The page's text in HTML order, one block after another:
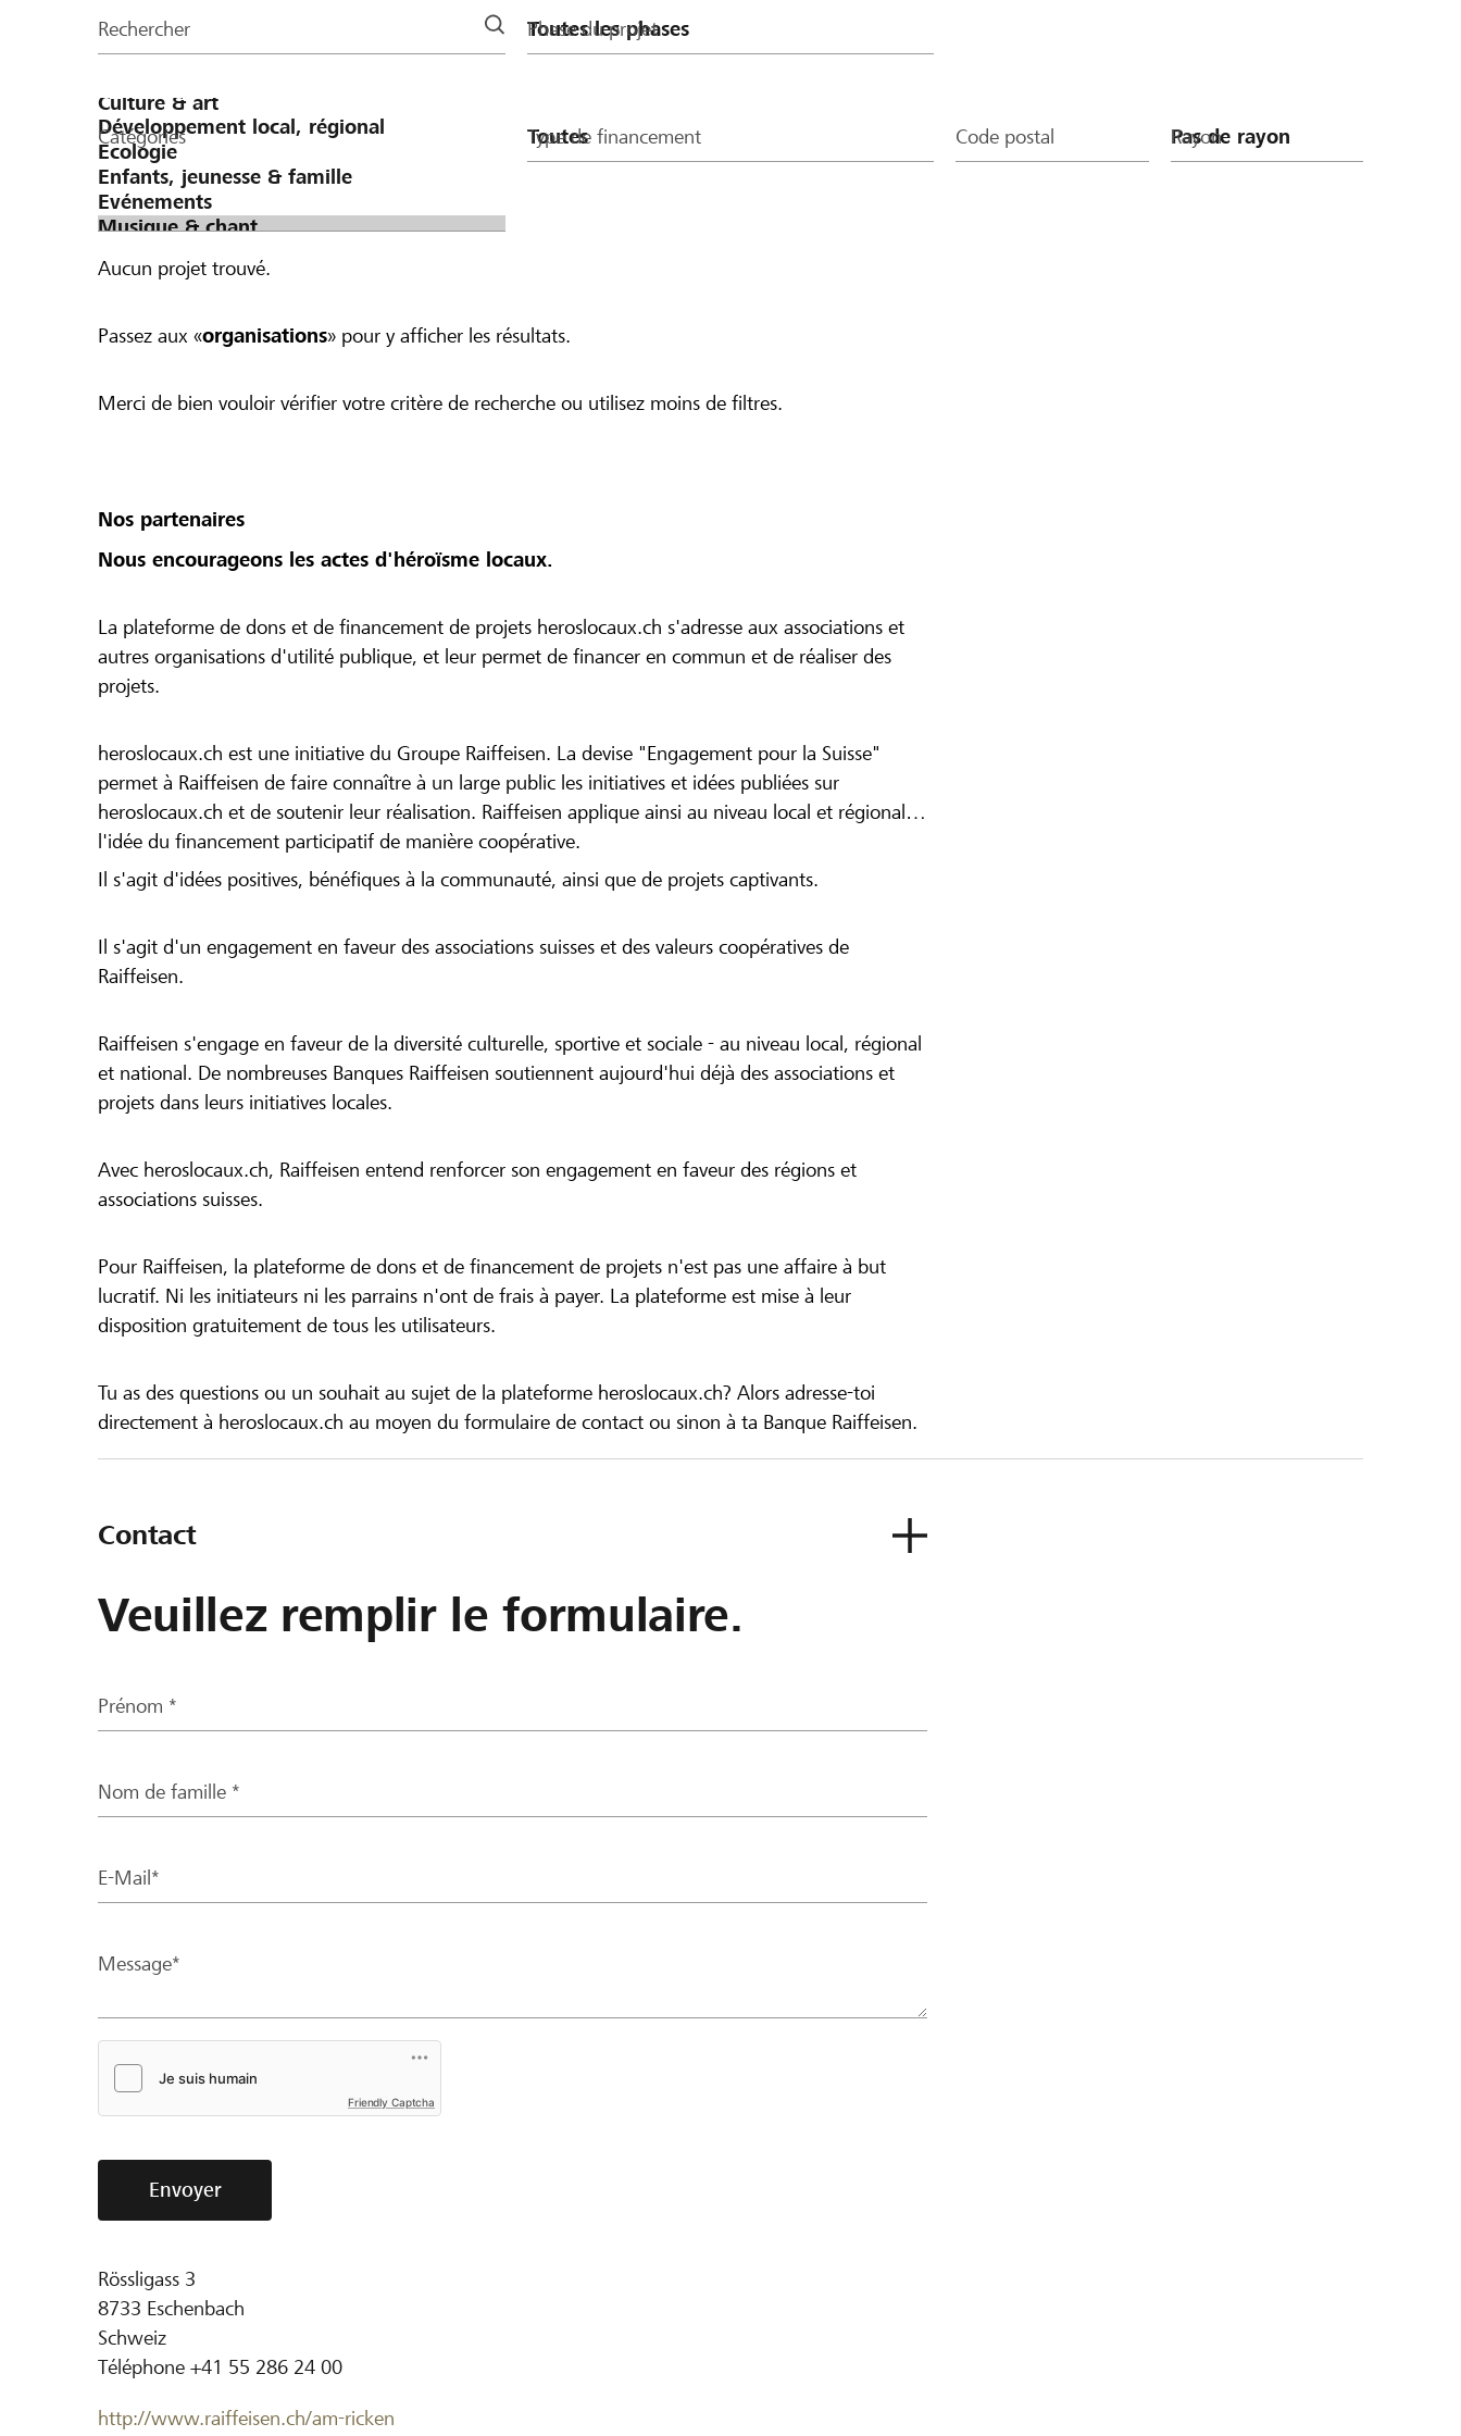
la
Rechercher Phase du projet
Catégories Type de financement Code postal Rayon
Aucun projet trouvé.
Passez aux «organisations» pour y afficher les résultats.
Merci de bien vouloir vérifier votre critère de recherche ou utilisez moins de filtres.
Nos partenaires
Nous encourageons les actes d'héroïsme locaux.
La plateforme de dons et de financement de projets heroslocaux.ch s'adresse aux associations et
autres organisations d'utilité publique, et leur permet de financer en commun et de réaliser des
projets.
heroslocaux.ch est une initiative du Groupe Raiffeisen. La devise "Engagement pour la Suisse"
permet à Raiffeisen de faire connaître à un large public les initiatives et idées publiées sur
heroslocaux.ch et de soutenir leur réalisation. Raiffeisen applique ainsi au niveau local et régional
l'idée du financement participatif de manière coopérative.
Il s'agit d'idées positives, bénéfiques à la communauté, ainsi que de projets captivants.
Il s'agit d'un engagement en faveur des associations suisses et des valeurs coopératives de
Raiffeisen.
Raiffeisen s'engage en faveur de la diversité culturelle, sportive et sociale - au niveau local, régional
et national. De nombreuses Banques Raiffeisen soutiennent aujourd'hui déjà des associations et
projets dans leurs initiatives locales.
Avec heroslocaux.ch, Raiffeisen entend renforcer son engagement en faveur des régions et
associations suisses.
Pour Raiffeisen, la plateforme de dons et de financement de projets n'est pas une affaire à but
lucratif. Ni les initiateurs ni les parrains n'ont de frais à payer. La plateforme est mise à leur
disposition gratuitement de tous les utilisateurs.
Tu as des questions ou un souhait au sujet de la plateforme heroslocaux.ch? Alors adresse-toi
directement à heroslocaux.ch au moyen du formulaire de contact ou sinon à ta Banque Raiffeisen.
Contact
Veuillez remplir le formulaire.
Prénom *
Nom de famille *
E-Mail*
Message*
Friendly Captcha
Envoyer
Rössligass 3
8733 Eschenbach
Schweiz
Téléphone +41 55 286 24 00
http://www.raiffeisen.ch/am-ricken